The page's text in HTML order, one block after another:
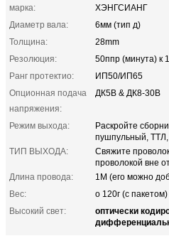
марка:
ХЭНГСИАНГ
Диаметр вала:
6мм (тип д)
Толщина:
28mm
Резолюция:
50ппр (минута) к
Ранг протектио:
ИП50/ИП65
Опционная подача
напряжения:
ДК5В & ДК8-30В
Режим выхода:
Раскройте
пушпульный,
ТИП ВЫХОДА:
Свяжите
проволокой вне
Длина провода:
1М (его можно
Вес:
о 120г (с пакетом)
Высокий свет:
оптически